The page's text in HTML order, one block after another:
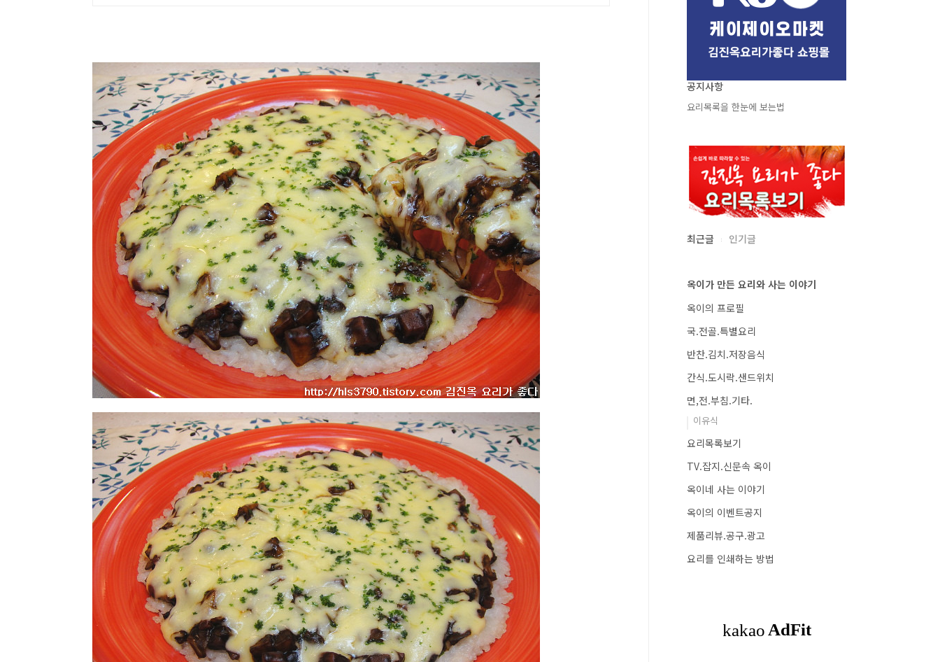
공지사항
요리목록을 한눈에 보는법
최근글 인기글
옥이가 만든 요리와 사는 이야기
옥이의 프로필
국.전골.특별요리
반찬.김치.저장음식
간식.도시락.샌드위치
면,전.부침.기타.
이유식
요리목록보기
TV.잡지.신문속 옥이
옥이네 사는 이야기
옥이의 이벤트공지
제품리뷰.공구.광고
요리를 인쇄하는 방법